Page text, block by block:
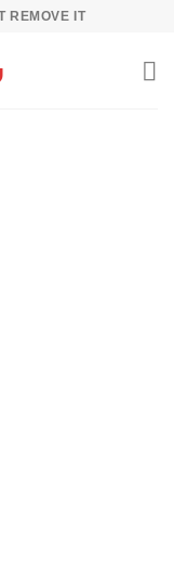
IT...